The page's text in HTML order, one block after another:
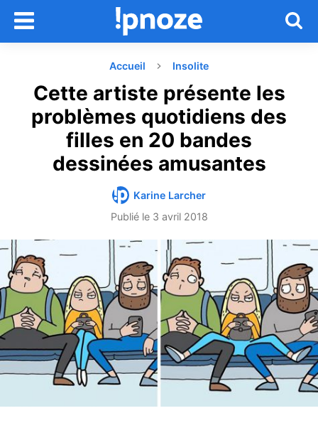
Accueil Insolite
Cette artiste présente les
problèmes quotidiens des
filles en 20 bandes
dessinées amusantes
Karine Larcher
Publié le 3 avril 2018